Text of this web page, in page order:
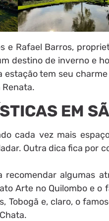
e Rafael Barros,
destino de inverno e
estação tem seu
Renata.
EM
cada vez mais
Outra dica fica por
recomendar algumas
Arte no Quilombo e
Tobogã e, claro, o